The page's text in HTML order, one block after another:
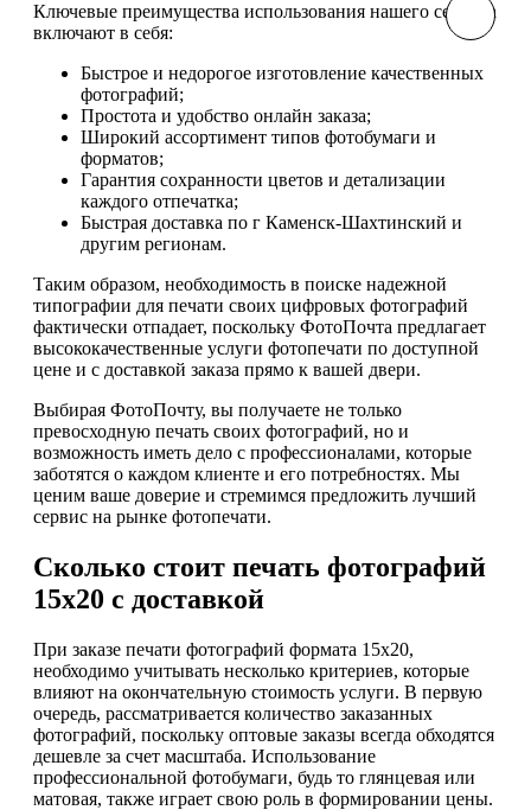
Ключевые преимущества использования нашего сервиса
включают в себя:
Быстрое и недорогое изготовление качественных
фотографий;
Простота и удобство онлайн заказа;
Широкий ассортимент типов фотобумаги и
форматов;
Гарантия сохранности цветов и детализации
каждого отпечатка;
Быстрая доставка по г Каменск-Шахтинский и
другим регионам.
Таким образом, необходимость в поиске надежной
типографии для печати своих цифровых фотографий
фактически отпадает, поскольку ФотоПочта предлагает
высококачественные услуги фотопечати по доступной
цене и с доставкой заказа прямо к вашей двери.
Выбирая ФотоПочту, вы получаете не только
превосходную печать своих фотографий, но и
возможность иметь дело с профессионалами, которые
заботятся о каждом клиенте и его потребностях. Мы
ценим ваше доверие и стремимся предложить лучший
сервис на рынке фотопечати.
Сколько стоит печать фотографий
15х20 с доставкой
При заказе печати фотографий формата 15х20,
необходимо учитывать несколько критериев, которые
влияют на окончательную стоимость услуги. В первую
очередь, рассматривается количество заказанных
фотографий, поскольку оптовые заказы всегда обходятся
дешевле за счет масштаба. Использование
профессиональной фотобумаги, будь то глянцевая или
матовая, также играет свою роль в формировании цены.